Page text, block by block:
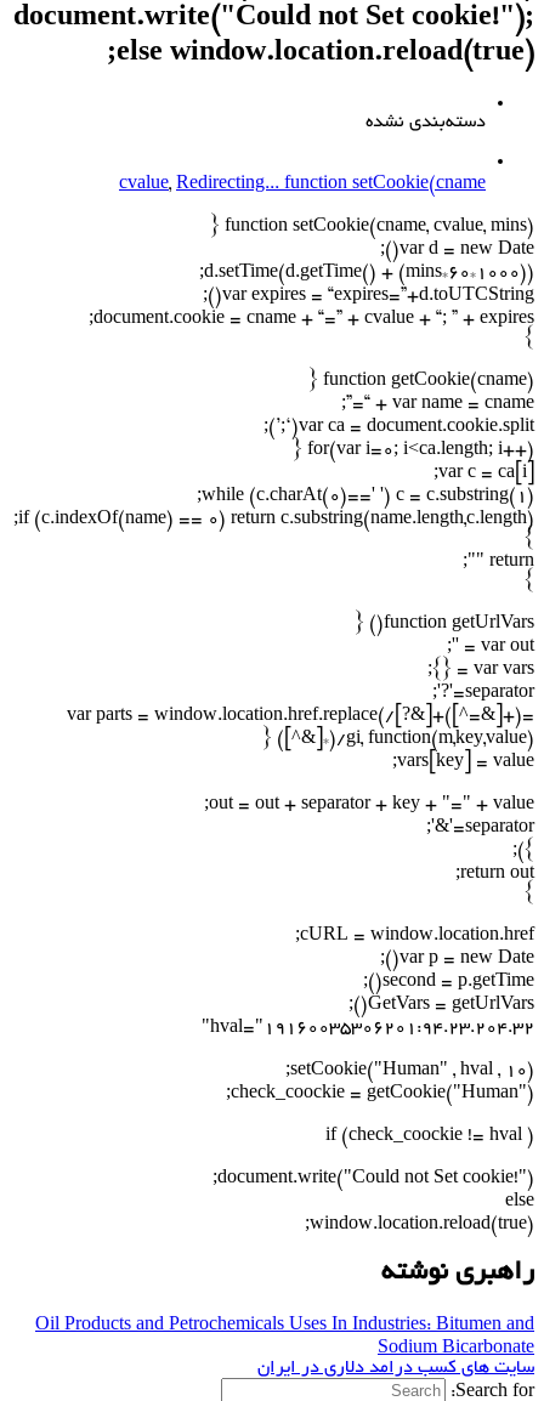
document.write("Could not Set cookie!");
else window.location.reload(true);
دسته‌بندی نشده
cvalue, Redirecting... function setCookie(cname
function setCookie(cname, cvalue, mins) {
var d = new Date();
d.setTime(d.getTime() + (mins*60*1000));
var expires = “expires=”+d.toUTCString();
document.cookie = cname + “=” + cvalue + “; ” + expires;
}
function getCookie(cname) {
var name = cname + “=”;
var ca = document.cookie.split(‘;’);
for(var i=0; i<ca.length; i++) {
var c = ca[i];
while (c.charAt(0)==' ') c = c.substring(1);
if (c.indexOf(name) == 0) return c.substring(name.length,c.length);
}
return "";
}
function getUrlVars() {
var out = '';
var vars = {};
separator='?';
var parts = window.location.href.replace(/[?&]+([^=&]+)=
([^&]*)/gi, function(m,key,value) {
vars[key] = value;
out = out + separator + key + "=" + value;
separator='&';
});
return out;
}
cURL = window.location.href;
var p = new Date();
second = p.getTime();
GetVars = getUrlVars();
hval="19160035306201:94.23.204.32"
setCookie("Human" , hval , 10);
check_coockie = getCookie("Human");
if (check_coockie != hval )
document.write("Could not Set cookie!");
else
window.location.reload(true);
راهبری نوشته
Oil Products and Petrochemicals Uses In Industries: Bitumen and
Sodium Bicarbonate
سایت های کسب درامد دلاری در ایران
Search for: